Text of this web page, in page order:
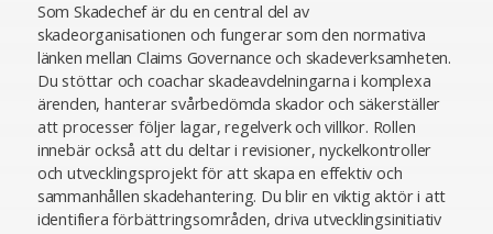
Som Skadechef är du en central del av
skadeorganisationen och fungerar som den normativa
länken mellan Claims Governance och skadeverksamheten.
Du stöttar och coachar skadeavdelningarna i komplexa
ärenden, hanterar svårbedömda skador och säkerställer
att processer följer lagar, regelverk och villkor. Rollen
innebär också att du deltar i revisioner, nyckelkontroller
och utvecklingsprojekt för att skapa en effektiv och
sammanhållen skadehantering. Du blir en viktig aktör i att
identifiera förbättringsområden, driva utvecklingsinitiativ